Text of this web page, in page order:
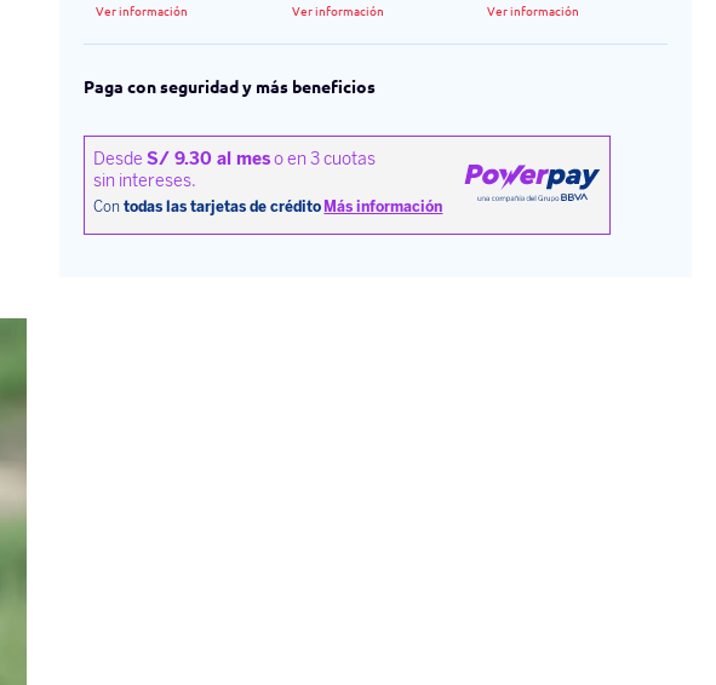
Ver información
Ver información
Ver información
Paga con seguridad y más beneficios